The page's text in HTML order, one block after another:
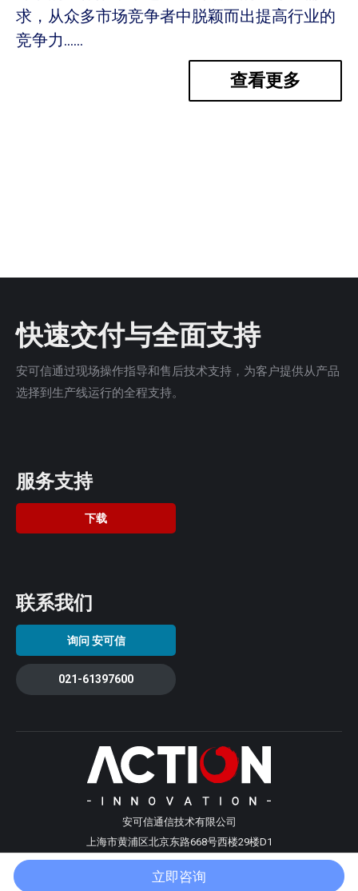
求，从众多市场竞争者中脱颖而出提高行业的
竞争力……
查看更多
快速交付与全面支持
安可信通过现场操作指导和售后技术支持，为客户提供从产品
选择到生产线运行的全程支持。
服务支持
下载
联系我们
询问 安可信
021-61397600
安可信通信技术有限公司
上海市黄浦区北京东路668号西楼29楼D1
Rm.D1,29th Flr.,West Building,No.668,East Beijing Rd., Huangpu
District, Shanghai City, China
立即咨询